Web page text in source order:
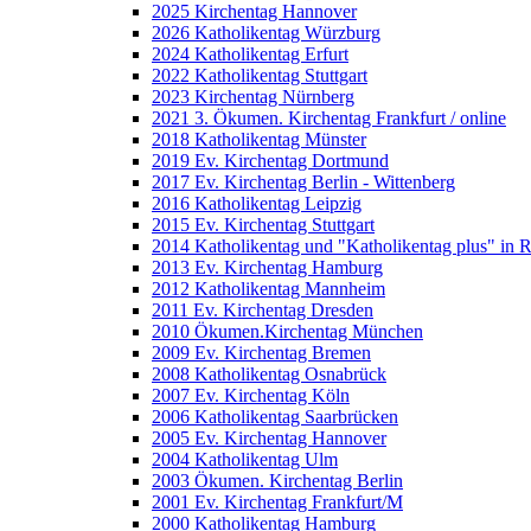
2025 Kirchentag Hannover
2026 Katholikentag Würzburg
2024 Katholikentag Erfurt
2022 Katholikentag Stuttgart
2023 Kirchentag Nürnberg
2021 3. Ökumen. Kirchentag Frankfurt / online
2018 Katholikentag Münster
2019 Ev. Kirchentag Dortmund
2017 Ev. Kirchentag Berlin - Wittenberg
2016 Katholikentag Leipzig
2015 Ev. Kirchentag Stuttgart
2014 Katholikentag und "Katholikentag plus" in
2013 Ev. Kirchentag Hamburg
2012 Katholikentag Mannheim
2011 Ev. Kirchentag Dresden
2010 Ökumen.Kirchentag München
2009 Ev. Kirchentag Bremen
2008 Katholikentag Osnabrück
2007 Ev. Kirchentag Köln
2006 Katholikentag Saarbrücken
2005 Ev. Kirchentag Hannover
2004 Katholikentag Ulm
2003 Ökumen. Kirchentag Berlin
2001 Ev. Kirchentag Frankfurt/M
2000 Katholikentag Hamburg